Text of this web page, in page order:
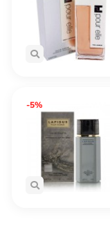
Любителям
Форматы в
Тестер —
подарочной
Полный
заводской
-5%